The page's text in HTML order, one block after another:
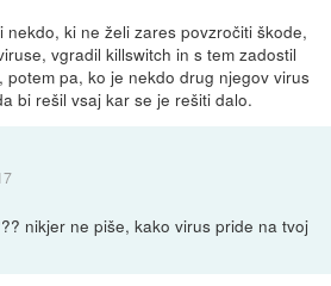
nekdo, ki ne želi zares povzročiti škode,
vgradil killswitch in s tem zadostil
potem pa, ko je nekdo drug njegov virus
bi rešil vsaj kar se je rešiti dalo.
nikjer ne piše, kako virus pride na tvoj